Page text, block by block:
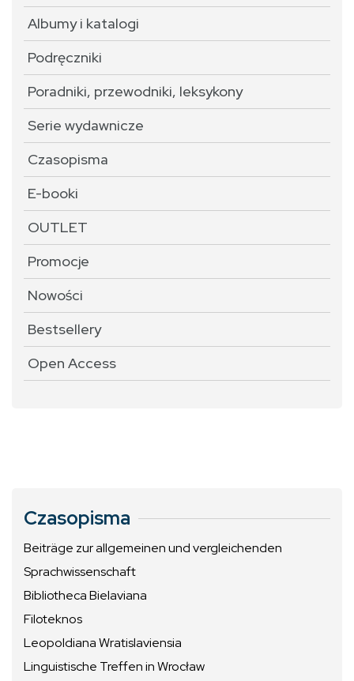
Albumy i katalogi
Podręczniki
Poradniki, przewodniki, leksykony
Serie wydawnicze
Czasopisma
E-booki
OUTLET
Promocje
Nowości
Bestsellery
Open Access
Czasopisma
Beiträge zur allgemeinen und vergleichenden
Sprachwissenschaft
Bibliotheca Bielaviana
Filoteknos
Leopoldiana Wratislaviensia
Linguistische Treffen in Wrocław